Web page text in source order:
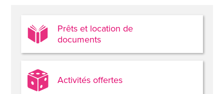
Prêts et location de
documents
Activités offertes